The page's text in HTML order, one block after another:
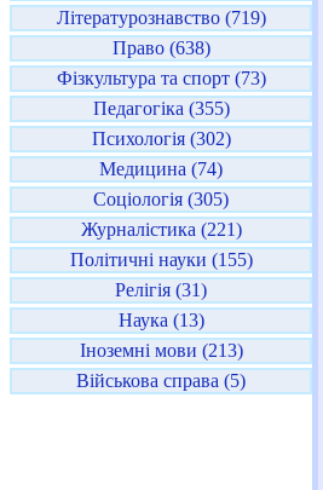
Літературознавство (719)
Право (638)
Фізкультура та спорт (73)
Педагогіка (355)
Психологія (302)
Медицина (74)
Соціологія (305)
Журналістика (221)
Політичні науки (155)
Релігія (31)
Наука (13)
Іноземні мови (213)
Військова справа (5)